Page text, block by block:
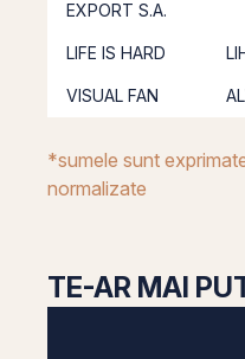
EXPORT S.A.
LIFE IS HARD
VISUAL FAN
*sumele sunt
normalizate
TE-AR MAI